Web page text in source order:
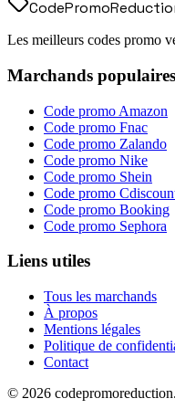
CodePromo
Les meilleurs codes promo
Marchands populaires
Code promo Amazon
Code promo Fnac
Code promo Zalando
Code promo Nike
Code promo Shein
Code promo
Code promo Booking
Code promo Sephora
Liens utiles
Tous les marchands
À propos
Mentions légales
Politique de
Contact
© 2026